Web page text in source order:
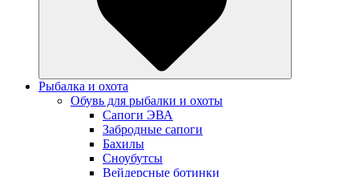
Рыбалка и охота
Обувь для рыбалки и охоты
Сапоги ЭВА
Забродные сапоги
Бахилы
Сноубутсы
Вейдерсные ботинки